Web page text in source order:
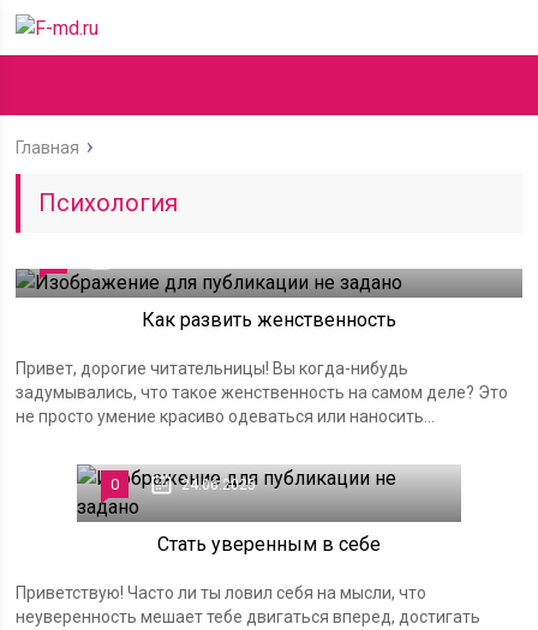
Главная
Психология
Как развить женственность
Привет, дорогие читательницы! Вы когда-нибудь
задумывались, что такое женственность на самом деле? Это
не просто умение красиво одеваться или наносить...
0 24.06.2025
Стать уверенным в себе
Приветствую! Часто ли ты ловил себя на мысли, что
неуверенность мешает тебе двигаться вперед, достигать